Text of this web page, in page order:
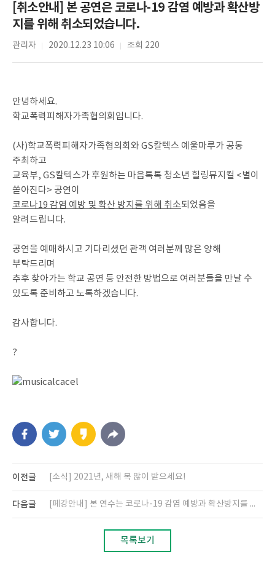
[취소안내] 본 공연은 코로나-19 감염 예방과 확산방
지를 위해 취소되었습니다.
관리자 2020.12.23 10:06 조회 220
안녕하세요.
학교폭력피해자가족협의회입니다.
(사)학교폭력피해자가족협의회와 GS칼텍스 예울마루가 공동
주최하고
교육부, GS칼텍스가 후원하는 마음톡톡 청소년 힐링뮤지컬 <별이
쏟아진다> 공연이
코로나19 감염 예방 및 확산 방지를 위해 취소되었음을
알려드립니다.
공연을 예매하시고 기다리셨던 관객 여러분께 많은 양해
부탁드리며
추후 찾아가는 학교 공연 등 안전한 방법으로 여러분들을 만날 수
있도록 준비하고 노록하겠습니다.
감사합니다.
?
이전글 [소식] 2021년, 새해 복 많이 받으세요!
다음글 [폐강안내] 본 연수는 코로나-19 감염 예방과 확산방지를 위해 폐강되었습니다.
목록보기